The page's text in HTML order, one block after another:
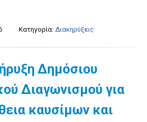
Κατηγορία: Διακηρύξεις
Δημόσιου
Διαγωνισμού για
καυσίμων και